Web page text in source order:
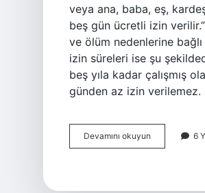
veya ana, baba, eş,
beş gün ücretli izin
ve ölüm nedenlerine
izin süreleri ise şu
beş yıla kadar çalışmış
günden az izin
Devamını okuyun
Mazeret
6